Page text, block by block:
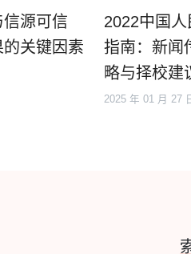
源可信
关键因素
2022中国
指南：新闻
略与择校建
2025 年 01 月 27